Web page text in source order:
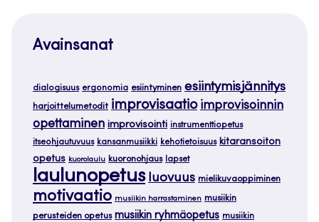
Avainsanat
dialogisuus ergonomia esiintyminen esiintymisjännitys
harjoittelumetodit improvisaatio improvisoinnin
opettaminen improvisointi instrumenttiopetus
itseohjautuvuus kansanmusiikki kehotietoisuus kitaransoiton
opetus kuorolaulu kuoronohjaus lapset
laulunopetus luovuus mielikuvaoppiminen
motivaatio musiikin harrastaminen musiikin
perusteiden opetus musiikin ryhmäopetus musiikin